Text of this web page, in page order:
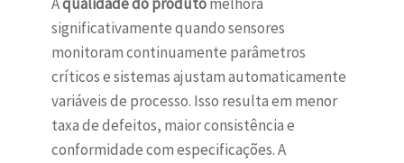
significativamente quando sensores
monitoram continuamente parâmetros
críticos e sistemas ajustam automaticamente
variáveis de processo. Isso resulta em menor
taxa de defeitos, maior consistência e
conformidade com especificações. A